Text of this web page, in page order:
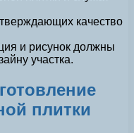
качество
и рисунок должны
участка.
плитки